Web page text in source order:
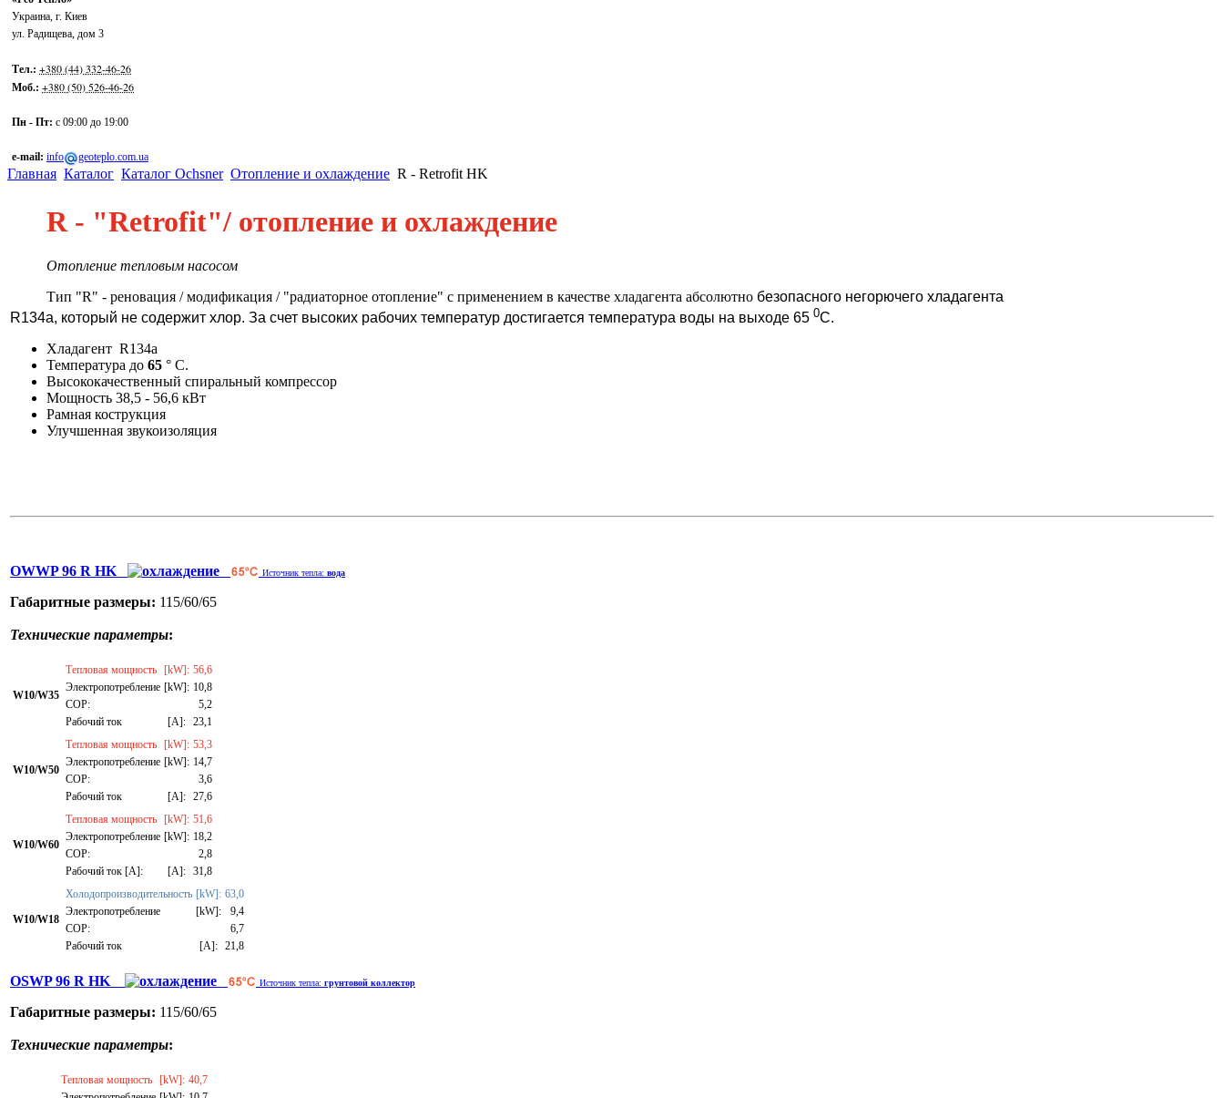
Украина, г. Киев
ул. Радищева, дом 3
Тел.: +380 (44) 332-46-26
Моб.: +380 (50) 526-46-26
Пн - Пт: с 09:00 до 19:00
e-mail: info geoteplo.com.ua
Главная Каталог Каталог Ochsner Отопление и охлаждение R - Retrofit HK
R - "Retrofit"/ отопление и охлаждение
Отопление тепловым насосом
Тип "R" - реновация / модификация / "радиаторное отопление" с применением в качестве хладагента абсолютно безопасного негорючего хладагента
R134a, который не содержит хлор. За счет высоких рабочих температур достигается температура воды на выходе 65 0С.
Хладагент R134a
Температура до 65 ° C.
Высококачественный спиральный компрессор
Мощность 38,5 - 56,6 кВт
Рамная кострукция
Улучшенная звукоизоляция
OWWP 96 R HK Источник тепла: вода
Габаритные размеры: 115/60/65
Технические параметры:
W10/W35
Тепловая мощность [kW]: 56,6
Электропотребление [kW]: 10,8
СОР:
5,2
Рабочий ток
[A]: 23,1
W10/W50
Тепловая мощность [kW]: 53,3
Электропотребление [kW]: 14,7
СОР:
3,6
Рабочий ток
[A]: 27,6
W10/W60
Тепловая мощность [kW]: 51,6
Электропотребление [kW]: 18,2
СОР:
2,8
Рабочий ток [A]:
[A]: 31,8
W10/W18
Холодопроизводительность [kW]: 63,0
Электропотребление
[kW]:
9,4
СОР:
6,7
Рабочий ток
[A]: 21,8
OSWP 96 R HK Источник тепла: грунтовой коллектор
Габаритные размеры: 115/60/65
Технические параметры:
Тепловая мощность [kW]: 40,7